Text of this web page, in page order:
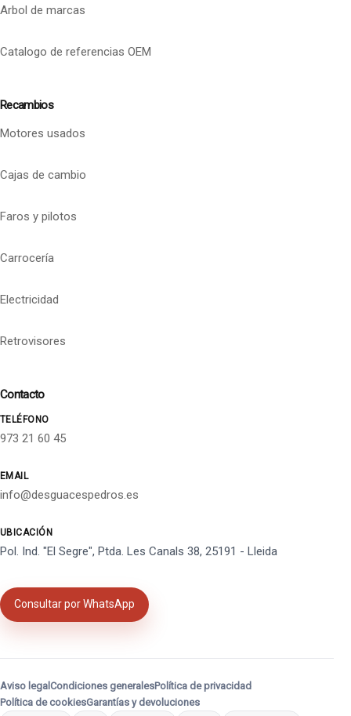
Arbol de marcas
Catalogo de referencias OEM
Recambios
Motores usados
Cajas de cambio
Faros y pilotos
Carrocería
Electricidad
Retrovisores
Contacto
TELÉFONO
973 21 60 45
EMAIL
info@desguacespedros.es
UBICACIÓN
Pol. Ind. "El Segre", Ptda. Les Canals 38, 25191 - Lleida
Consultar por WhatsApp
Aviso legalCondiciones generalesPolítica de privacidad
Política de cookiesGarantías y devoluciones